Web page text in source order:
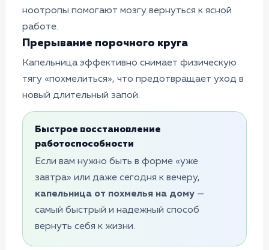
ноотропы помогают мозгу вернуться к ясной
работе.
Прерывание порочного круга
Капельница эффективно снимает физическую
тягу «похмелиться», что предотвращает уход в
новый длительный запой.
Быстрое восстановление
работоспособности
Если вам нужно быть в форме «уже
завтра» или даже сегодня к вечеру,
капельница от похмелья на дому —
самый быстрый и надежный способ
вернуть себя к жизни.